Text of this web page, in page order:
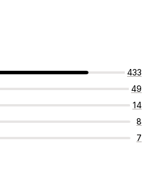
433
49
14
8
7